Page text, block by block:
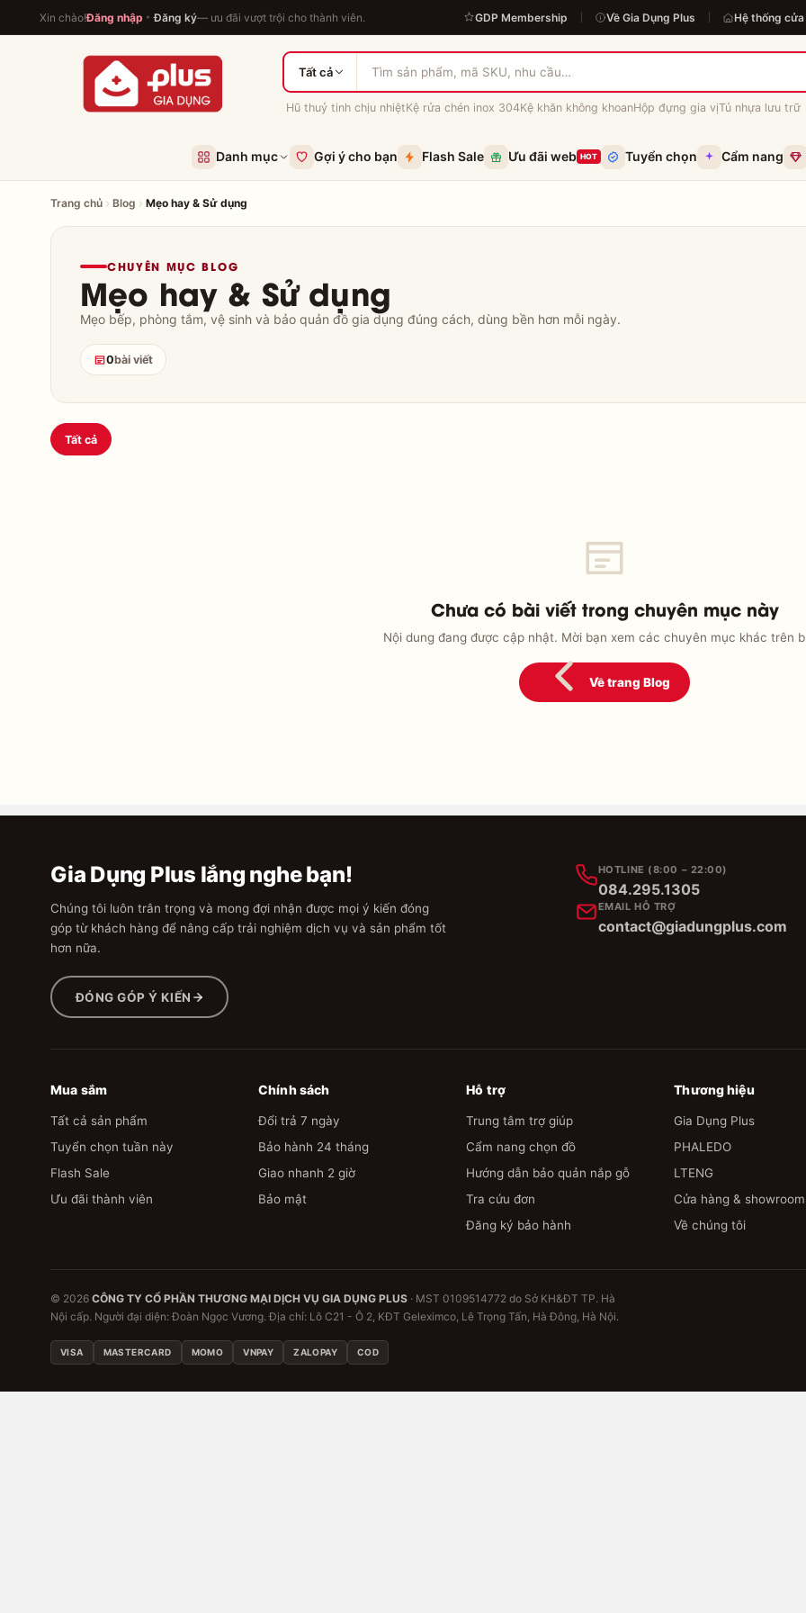
Xin chào!Đăng nhập Đăng ký— ưu đãi vượt trội cho thành viên. GDP Membership Về Gia Dụng Plus Hệ thống
Tất cả
Hũ thuỷ tinh chịu nhiệtKệ rửa chén inox 304Kệ khăn không khoanHộp đựng gia vịTủ nhựa lưu trữ
Danh mục Gợi ý cho bạn Flash Sale Ưu đãi web HOT Tuyển chọn Cẩm nang
Trang chủ Blog Mẹo hay & Sử dụng
CHUYÊN MỤC BLOG
Mẹo hay & Sử dụng
Mẹo bếp, phòng tắm, vệ sinh và bảo quản đồ gia dụng đúng cách, dùng bền hơn mỗi ngày.
0bài viết
Tất cả
Chưa có bài viết trong chuyên mục này
Nội dung đang được cập nhật. Mời bạn xem các chuyên mục khác trên
Về trang Blog
Gia Dụng Plus lắng nghe bạn!
Chúng tôi luôn trân trọng và mong đợi nhận được mọi ý kiến đóng
góp từ khách hàng để nâng cấp trải nghiệm dịch vụ và sản phẩm tốt
hơn nữa.
ĐÓNG GÓP Ý KIẾN
HOTLINE (8:00 – 22:00)
084.295.1305
EMAIL HỖ TRỢ
contact@giadungplus.com
Mua sắm
Tất cả sản phẩm
Tuyển chọn tuần này
Flash Sale
Ưu đãi thành viên
Chính sách
Đổi trả 7 ngày
Bảo hành 24 tháng
Giao nhanh 2 giờ
Bảo mật
Hỗ trợ
Trung tâm trợ giúp
Cẩm nang chọn đồ
Hướng dẫn bảo quản nắp gỗ
Tra cứu đơn
Đăng ký bảo hành
Thương hiệu
Gia Dụng Plus
PHALEDO
LTENG
Cửa hàng & showroom
Về chúng tôi
© 2026 CÔNG TY CỔ PHẦN THƯƠNG MẠI DỊCH VỤ GIA DỤNG PLUS · MST 0109514772 do Sở KH&ĐT TP. Hà
Nội cấp. Người đại diện: Đoàn Ngọc Vương. Địa chỉ: Lô C21 - Ô 2, KĐT Geleximco, Lê Trọng Tấn, Hà Đông, Hà Nội.
VISA MASTERCARD MOMO VNPAY ZALOPAY COD